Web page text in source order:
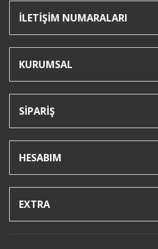
İLETİŞİM NUMARALARI
KURUMSAL
SİPARİŞ
HESABIM
EXTRA